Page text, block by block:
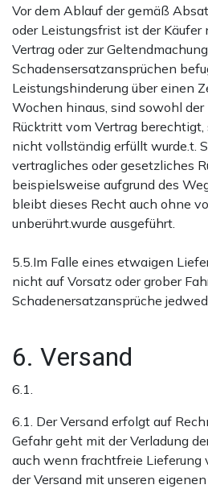
Vor dem Ablauf der gemäß
oder Leistungsfrist ist der
Vertrag oder zur
Schadensersatzansprüchen
Leistungshinderung über einen
Wochen hinaus, sind sowohl der
Rücktritt vom Vertrag
nicht vollständig erfüllt wurde.t.
vertragliches oder gesetzliches
beispielsweise aufgrund des
bleibt dieses Recht auch ohne
unberührt.wurde ausgeführt.
5.5.Im Falle eines etwaigen
nicht auf Vorsatz oder grober
Schadenersatzansprüche
6. Versand
6.1.
6.1. Der Versand erfolgt auf
Gefahr geht mit der Verladung
auch wenn frachtfreie Lieferung
der Versand mit unseren